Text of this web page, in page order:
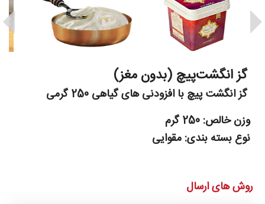
گز انگشت‌پیچ (بدون مغز)
گز انگشت پیچ با افزودنی های گیاهی 250 گرمی
وزن خالص: 250 گرم
نوع بسته بندی: مقوایی
روش های ارسال